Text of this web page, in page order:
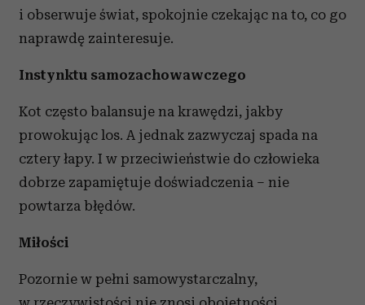
i obserwuje świat, spokojnie czekając na to, co go
naprawdę zainteresuje.
Instynktu samozachowawczego
Kot często balansuje na krawędzi, jakby
prowokując los. A jednak zazwyczaj spada na
cztery łapy. I w przeciwieństwie do człowieka
dobrze zapamiętuje doświadczenia – nie
powtarza błędów.
Miłości
Pozornie w pełni samowystarczalny,